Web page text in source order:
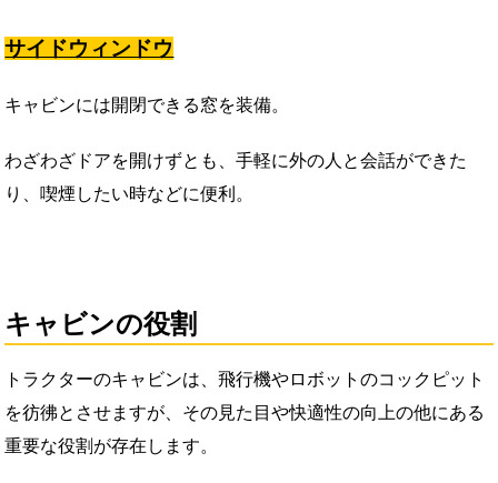
サイドウィンドウ
キャビンには開閉できる窓を装備。
わざわざドアを開けずとも、手軽に外の人と会話ができた
り、喫煙したい時などに便利。
キャビンの役割
トラクターのキャビンは、飛行機やロボットのコックピット
を彷彿とさせますが、その見た目や快適性の向上の他にある
重要な役割が存在します。